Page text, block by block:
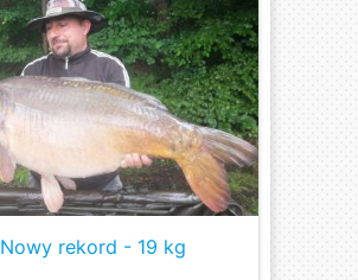
Nowy rekord - 19 kg